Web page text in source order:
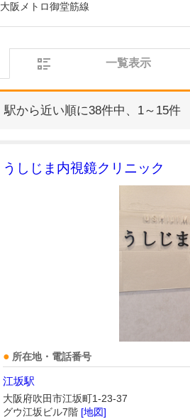
大阪メトロ御堂筋線
一覧表示
駅から近い順に38件中、 1～15件
うしじま内視鏡クリニック
所在地・電話番号
江坂駅
大阪府吹田市江坂町1-23-37
グウ江坂ビル7階 [地図]